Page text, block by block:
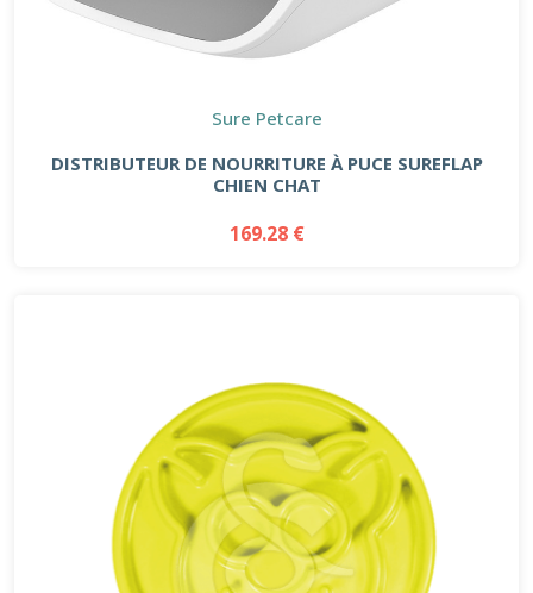
Sure Petcare
DISTRIBUTEUR DE NOURRITURE À PUCE SUREFLAP
CHIEN CHAT
169.28 €